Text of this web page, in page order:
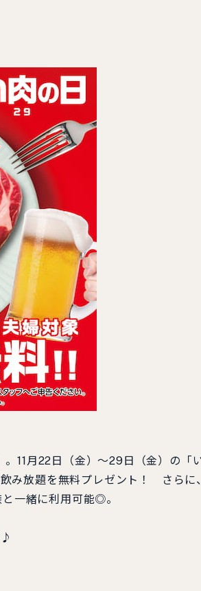
11月22日（金）～29日（金）の「
み放題を無料プレゼント！ さらに
一緒に利用可能◎。
♪